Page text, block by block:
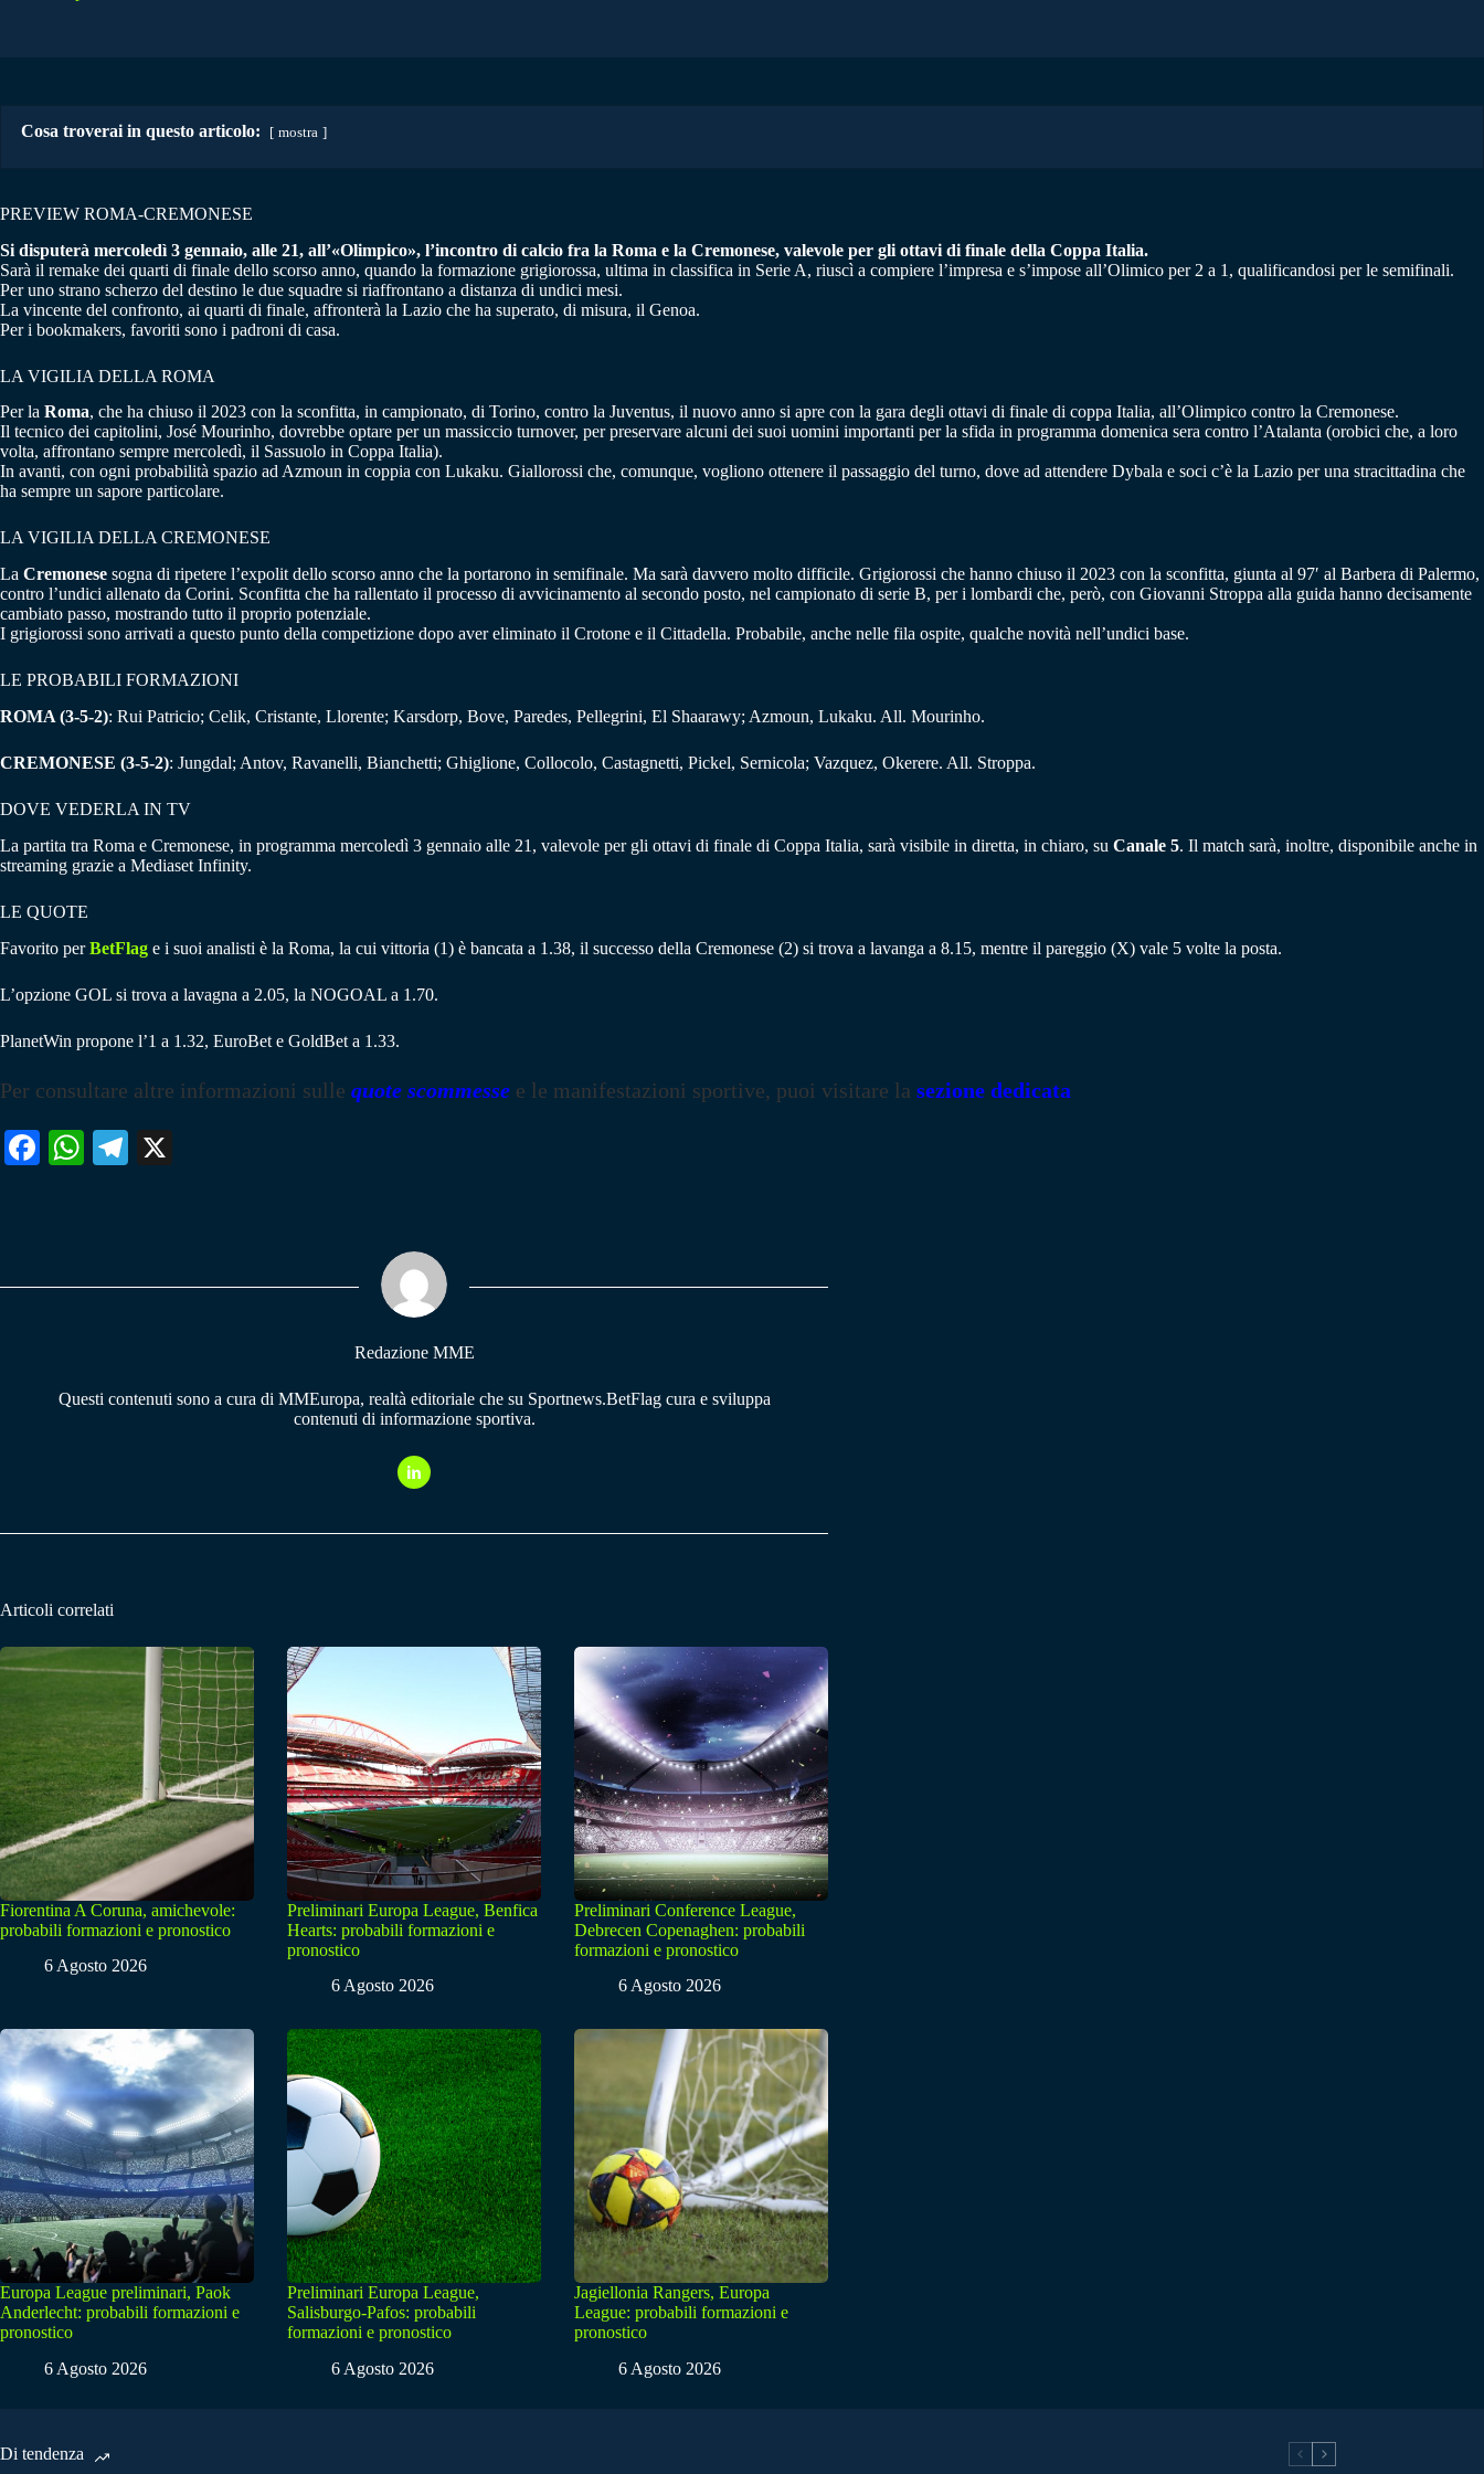
Cosa troverai in questo articolo: mostra
PREVIEW ROMA-CREMONESE
Si disputerà mercoledì 3 gennaio, alle 21, all’«Olimpico», l’incontro di calcio fra la Roma e la Cremonese, valevole per gli ottavi di finale della Coppa Italia.
Sarà il remake dei quarti di finale dello scorso anno, quando la formazione grigiorossa, ultima in classifica in Serie A, riuscì a compiere l’impresa e s’impose all’Olimico per 2 a 1, qualificandosi per le semifinali.
Per uno strano scherzo del destino le due squadre si riaffrontano a distanza di undici mesi.
La vincente del confronto, ai quarti di finale, affronterà la Lazio che ha superato, di misura, il Genoa.
Per i bookmakers, favoriti sono i padroni di casa.
LA VIGILIA DELLA ROMA
Per la Roma, che ha chiuso il 2023 con la sconfitta, in campionato, di Torino, contro la Juventus, il nuovo anno si apre con la gara degli ottavi di finale di coppa Italia, all’Olimpico contro la Cremonese.
Il tecnico dei capitolini, José Mourinho, dovrebbe optare per un massiccio turnover, per preservare alcuni dei suoi uomini importanti per la sfida in programma domenica sera contro l’Atalanta (orobici che, a loro
volta, affrontano sempre mercoledì, il Sassuolo in Coppa Italia).
In avanti, con ogni probabilità spazio ad Azmoun in coppia con Lukaku. Giallorossi che, comunque, vogliono ottenere il passaggio del turno, dove ad attendere Dybala e soci c’è la Lazio per una stracittadina che
ha sempre un sapore particolare.
LA VIGILIA DELLA CREMONESE
La Cremonese sogna di ripetere l’expolit dello scorso anno che la portarono in semifinale. Ma sarà davvero molto difficile. Grigiorossi che hanno chiuso il 2023 con la sconfitta, giunta al 97′ al Barbera di Palermo,
contro l’undici allenato da Corini. Sconfitta che ha rallentato il processo di avvicinamento al secondo posto, nel campionato di serie B, per i lombardi che, però, con Giovanni Stroppa alla guida hanno decisamente
cambiato passo, mostrando tutto il proprio potenziale.
I grigiorossi sono arrivati a questo punto della competizione dopo aver eliminato il Crotone e il Cittadella. Probabile, anche nelle fila ospite, qualche novità nell’undici base.
LE PROBABILI FORMAZIONI
ROMA (3-5-2): Rui Patricio; Celik, Cristante, Llorente; Karsdorp, Bove, Paredes, Pellegrini, El Shaarawy; Azmoun, Lukaku. All. Mourinho.
CREMONESE (3-5-2): Jungdal; Antov, Ravanelli, Bianchetti; Ghiglione, Collocolo, Castagnetti, Pickel, Sernicola; Vazquez, Okerere. All. Stroppa.
DOVE VEDERLA IN TV
La partita tra Roma e Cremonese, in programma mercoledì 3 gennaio alle 21, valevole per gli ottavi di finale di Coppa Italia, sarà visibile in diretta, in chiaro, su Canale 5. Il match sarà, inoltre, disponibile anche in
streaming grazie a Mediaset Infinity.
LE QUOTE
Favorito perBetFlag e i suoi analisti è la Roma, la cui vittoria (1) è bancata a 1.38, il successo della Cremonese (2) si trova a lavanga a 8.15, mentre il pareggio (X) vale 5 volte la posta.
L’opzione GOL si trova a lavagna a 2.05, la NOGOAL a 1.70.
PlanetWin propone l’1 a 1.32, EuroBet e GoldBet a 1.33.
Per consultare altre informazioni sulle quote scommesse e le manifestazioni sportive, puoi visitare la sezione dedicata
Fa W
pp
Te
m
Redazione MME
Questi contenuti sono a cura di MMEuropa, realtà editoriale che su Sportnews.BetFlag cura e sviluppa
contenuti di informazione sportiva.
Articoli correlati
Fiorentina A Coruna, amichevole:
probabili formazioni e pronostico
6 Agosto 2026
Preliminari Europa League, Benfica
Hearts: probabili formazioni e
pronostico
6 Agosto 2026
Preliminari Conference League,
Debrecen Copenaghen: probabili
formazioni e pronostico
6 Agosto 2026
Europa League preliminari, Paok
Anderlecht: probabili formazioni e
pronostico
6 Agosto 2026
Preliminari Europa League,
Salisburgo-Pafos: probabili
formazioni e pronostico
6 Agosto 2026
Jagiellonia Rangers, Europa
League: probabili formazioni e
pronostico
6 Agosto 2026
Di tendenza